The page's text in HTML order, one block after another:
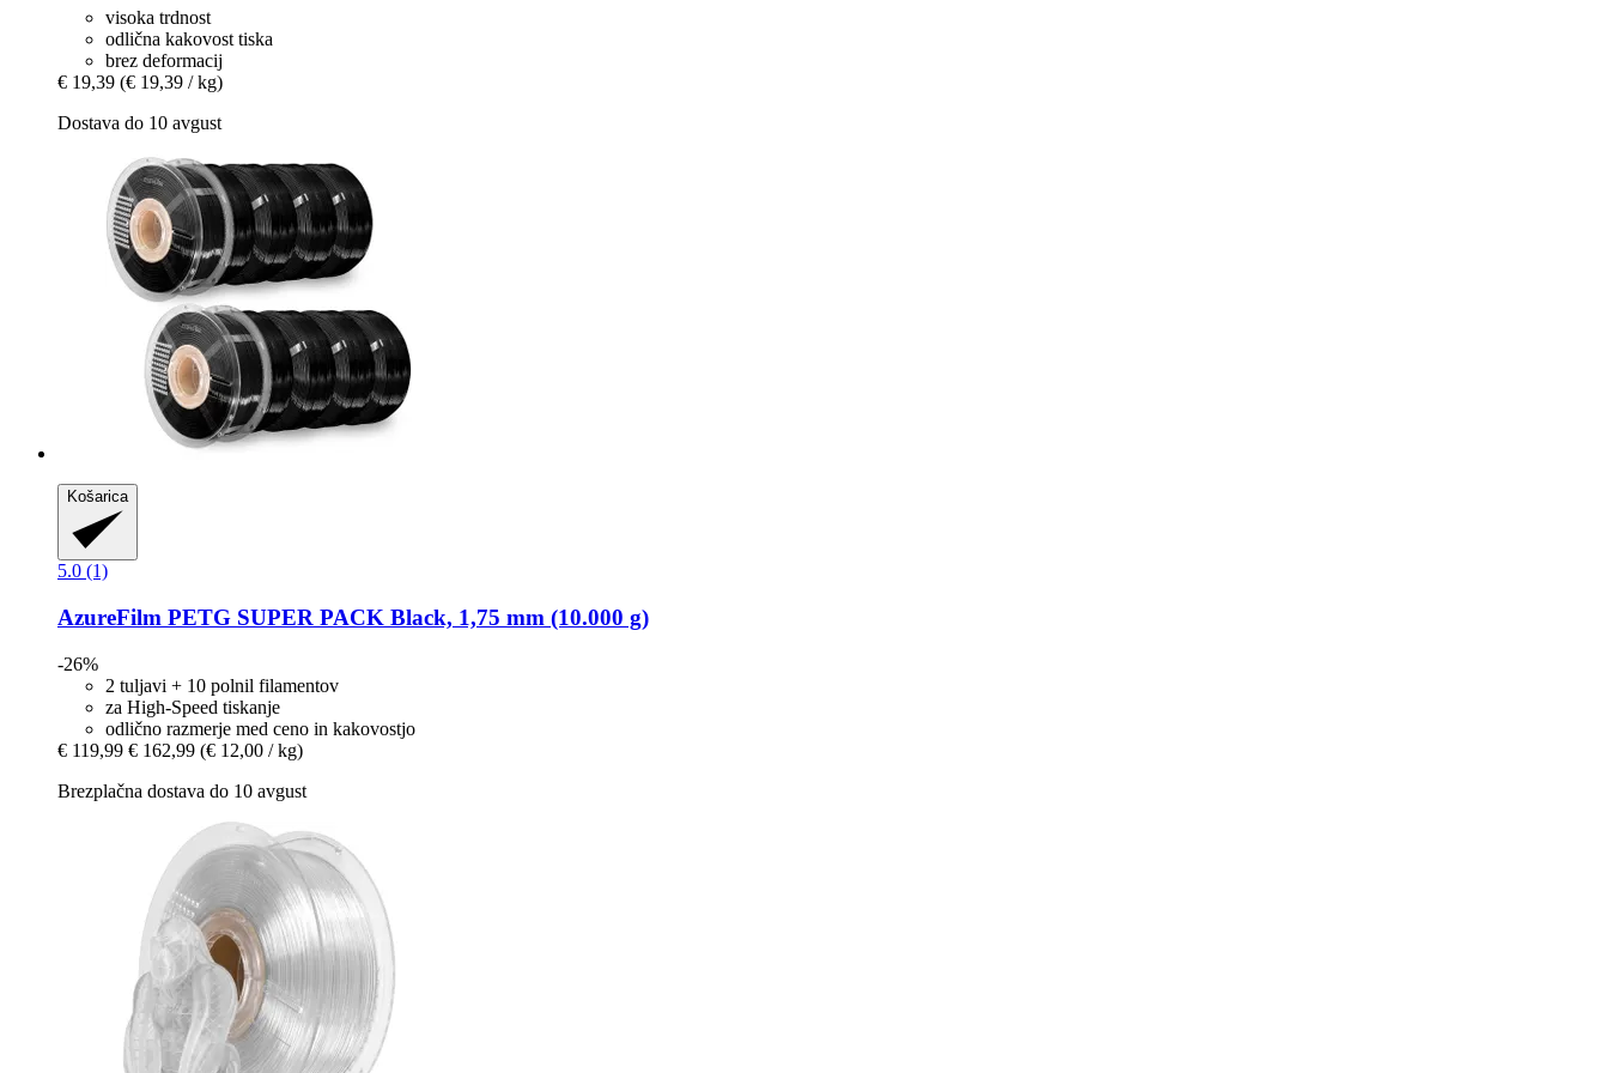
visoka trdnost
odlična kakovost tiska
brez deformacij
€ 19,39 (€ 19,39 / kg)
Dostava do 10 avgust
Košarica
5.0 (1)
AzureFilm PETG SUPER PACK Black, 1,75 mm (10.000 g)
-26%
2 tuljavi + 10 polnil filamentov
za High-Speed tiskanje
odlično razmerje med ceno in kakovostjo
€ 119,99 € 162,99 (€ 12,00 / kg)
Brezplačna dostava do 10 avgust